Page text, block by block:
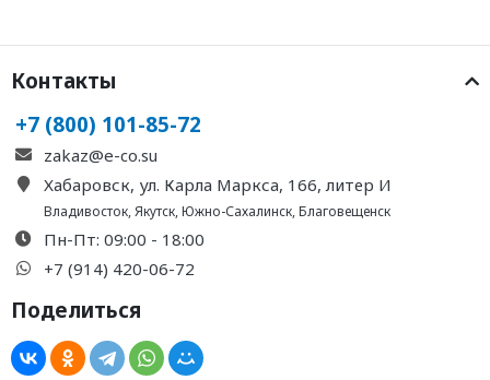
Контакты
+7 (800) 101-85-72
zakaz@e-co.su
Хабаровск, ул. Карла Маркса, 166, литер И
Владивосток,Якутск,Южно-Сахалинск,Благовещенск
Пн-Пт: 09:00 - 18:00
+7 (914) 420-06-72
Поделиться